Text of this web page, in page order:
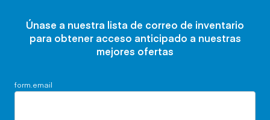
Únase a nuestra lista de correo de inventario
para obtener acceso anticipado a nuestras
mejores ofertas
form.email